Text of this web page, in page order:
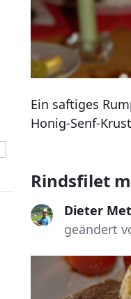
Ein saftiges
Honig-Senf-
Rindsfilet
Dieter
geändert